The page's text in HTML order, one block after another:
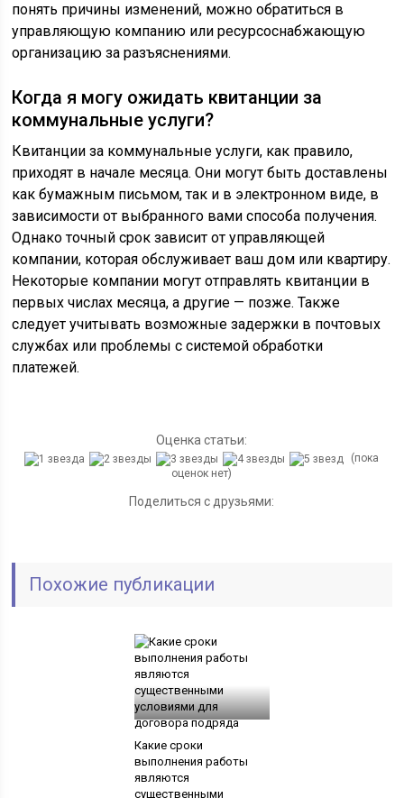
понять причины изменений, можно обратиться в
управляющую компанию или ресурсоснабжающую
организацию за разъяснениями.
Когда я могу ожидать квитанции за
коммунальные услуги?
Квитанции за коммунальные услуги, как правило,
приходят в начале месяца. Они могут быть доставлены
как бумажным письмом, так и в электронном виде, в
зависимости от выбранного вами способа получения.
Однако точный срок зависит от управляющей
компании, которая обслуживает ваш дом или квартиру.
Некоторые компании могут отправлять квитанции в
первых числах месяца, а другие — позже. Также
следует учитывать возможные задержки в почтовых
службах или проблемы с системой обработки
платежей.
Оценка статьи:
(пока
оценок нет)
Поделиться с друзьями:
Похожие публикации
Какие сроки
выполнения работы
являются
существенными